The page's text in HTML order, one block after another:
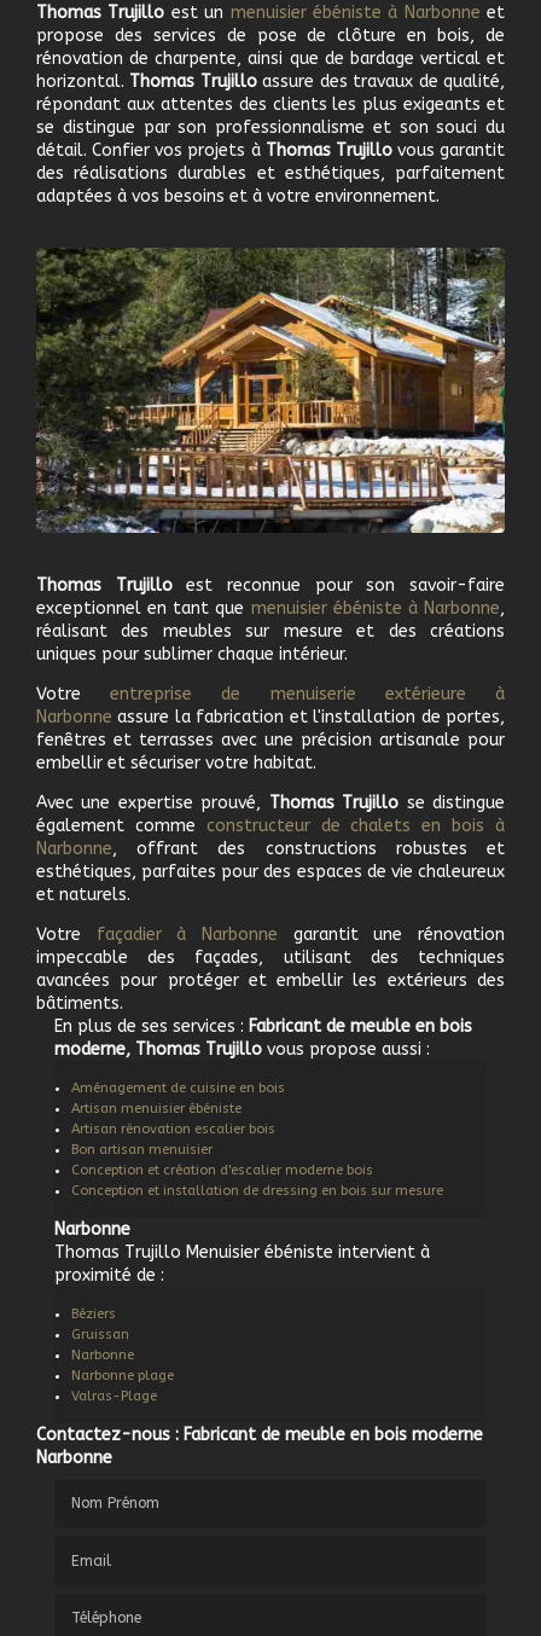
Thomas Trujillo est un menuisier ébéniste à Narbonne et
propose des services de pose de clôture en bois, de
rénovation de charpente, ainsi que de bardage vertical et
horizontal. Thomas Trujilloassure des travaux de qualité,
répondant aux attentes des clients les plus exigeants et
se distingue par son professionnalisme et son souci du
détail. Confier vos projets à Thomas Trujillo vous garantit
des réalisations durables et esthétiques, parfaitement
adaptées à vos besoins et à votre environnement.
Thomas Trujilloest reconnue pour son savoir-faire
exceptionnel en tant que menuisier ébéniste à Narbonne,
réalisant des meubles sur mesure et des créations
uniques pour sublimer chaque intérieur.
Votreentreprise de menuiserie extérieure à
Narbonne assure la fabrication et l'installation de portes,
fenêtres et terrasses avec une précision artisanale pour
embellir et sécuriser votre habitat.
Avec une expertise prouvé, Thomas Trujillo se distingue
également comme constructeur de chalets en bois à
Narbonne, offrant des constructions robustes et
esthétiques, parfaites pour des espaces de vie chaleureux
et naturels.
Votre façadier à Narbonne garantit une rénovation
impeccable des façades, utilisant des techniques
avancées pour protéger et embellir les extérieurs des
bâtiments.
En plus de ses services : Fabricant de meuble en bois
moderne, Thomas Trujillo vous propose aussi :
Aménagement de cuisine en bois
Artisan menuisier ébéniste
Artisan rénovation escalier bois
Bon artisan menuisier
Conception et création d'escalier moderne bois
Conception et installation de dressing en bois sur mesure
Narbonne
Thomas Trujillo Menuisier ébéniste intervient à
proximité de :
Béziers
Gruissan
Narbonne
Narbonne plage
Valras-Plage
Contactez-nous : Fabricant de meuble en bois moderne
Narbonne